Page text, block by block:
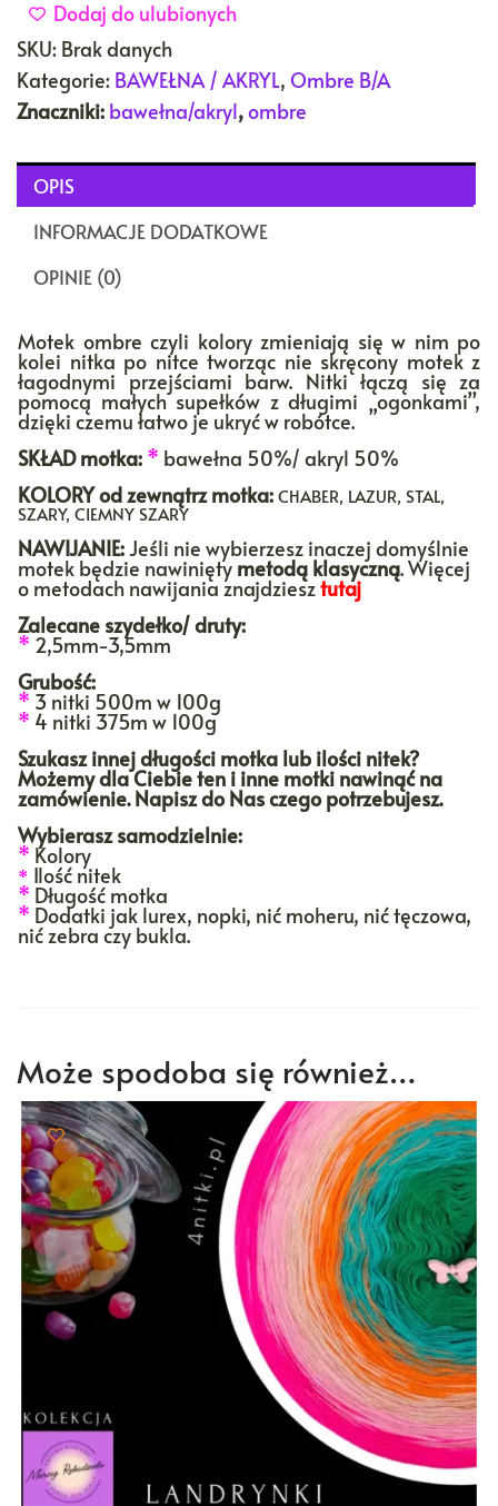
Dodaj do ulubionych
SKU: Brak danych
Kategorie: BAWEŁNA / AKRYL, Ombre B/A
Znaczniki: bawełna/akryl,ombre
OPIS
INFORMACJE DODATKOWE
OPINIE (0)
Motek ombre czyli kolory zmieniają się w nim po
kolei nitka po nitce tworząc nie skręcony motek z
łagodnymi przejściami barw. Nitki łączą się za
pomocą małych supełków z długimi „ogonkami”,
dzięki czemu łatwo je ukryć w robótce.
SKŁAD motka: * bawełna 50%/ akryl 50%
KOLORYod zewnątrz motka:CHABER, LAZUR, STAL,
SZARY, CIEMNY SZARY
NAWIJANIE: Jeśli nie wybierzesz inaczej domyślnie
motek będzie nawinięty metodą klasyczną. Więcej
o metodach nawijania znajdziesztutaj
Zalecane szydełko/ druty:
* 2,5mm-3,5mm
Grubość:
* 3 nitki 500m w 100g
* 4 nitki 375m w 100g
Szukasz innej długości motka lub ilości nitek?
Możemy dla Ciebie ten i inne motki nawinąć na
zamówienie. Napisz do Nas czego potrzebujesz.
Wybierasz samodzielnie:
* Kolory
* Ilość nitek
* Długość motka
* Dodatki jak lurex, nopki, nić moheru, nić tęczowa,
nić zebra czy bukla.
Może spodoba się również…